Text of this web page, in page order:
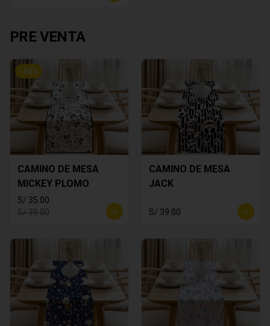
PRE VENTA
-10%
CAMINO DE MESA
MICKEY PLOMO
S/ 35.00
S/ 39.00
CAMINO DE MESA
JACK
S/ 39.00